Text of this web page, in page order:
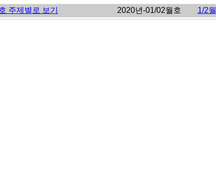
주제별로 보기 2020년-01/02월호 1/2